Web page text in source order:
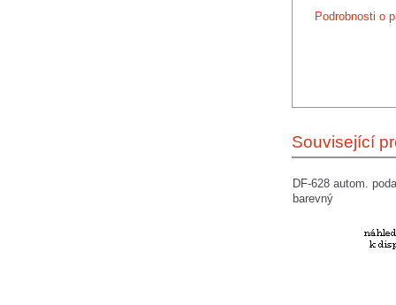
Podrobnosti o
Související
DF-628 autom.
barevný